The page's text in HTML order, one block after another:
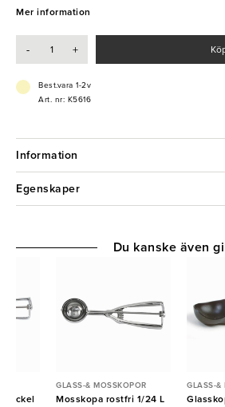
Mer information
- +
Best.vara 1-2v
Art. nr: K5616
Information
Egenskaper
GLASS-& MOSSKOPOR
Mosskopa rostfri 1/24 L
GLASS-&
Du kanske även